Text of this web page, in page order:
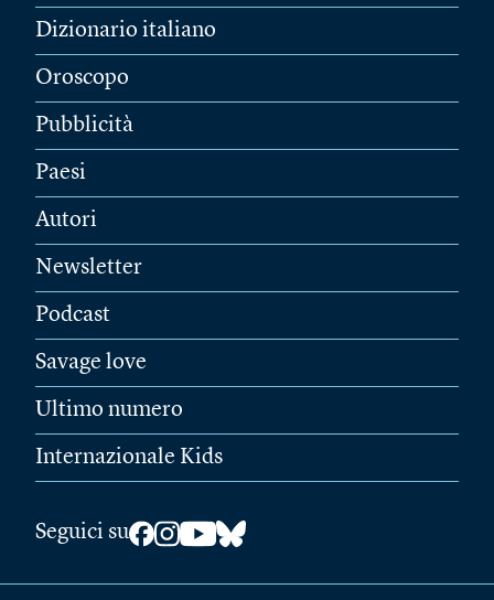
Dizionario italiano
Oroscopo
Pubblicità
Paesi
Autori
Newsletter
Podcast
Savage love
Ultimo numero
Internazionale Kids
Seguici su